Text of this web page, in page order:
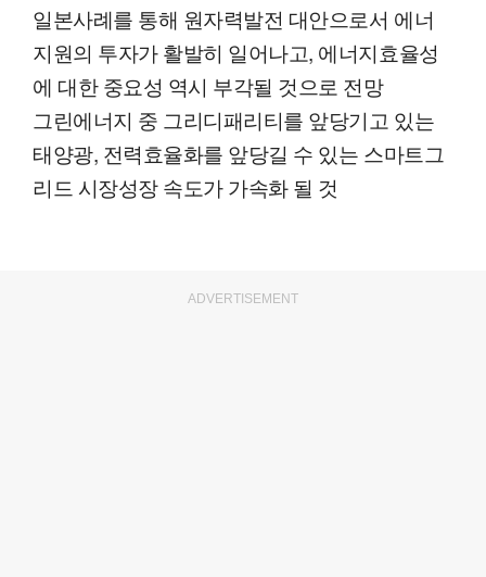
일본사례를 통해 원자력발전 대안으로서 에너
지원의 투자가 활발히 일어나고, 에너지효율성
에 대한 중요성 역시 부각될 것으로 전망
그린에너지 중 그리디패리티를 앞당기고 있는
태양광, 전력효율화를 앞당길 수 있는 스마트그
리드 시장성장 속도가 가속화 될 것
ADVERTISEMENT